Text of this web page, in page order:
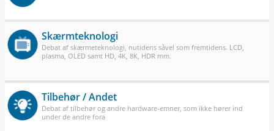
Skærmteknologi
Debat af skærmeteknologi, nutidens såvel som fremtidens. LCD,
plasma, OLED samt HD, 4K, 8K, HDR mm.
Tilbehør / Andet
Debat af tilbehør og andre hardware-emner, som ikke hører ind
under de andre fora